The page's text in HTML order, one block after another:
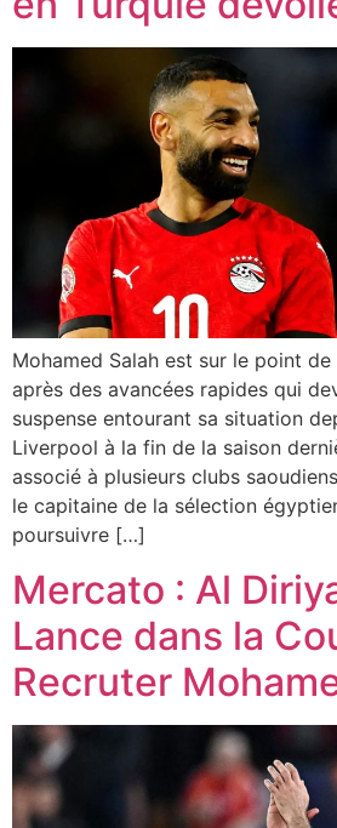
Mohamed Salah est sur le point
après des avancées rapides qui
suspense entourant sa situation
Liverpool à la fin de la saison
associé à plusieurs clubs
le capitaine de la sélection
poursuivre […]
Mercato : Al
Lance dans la
Recruter